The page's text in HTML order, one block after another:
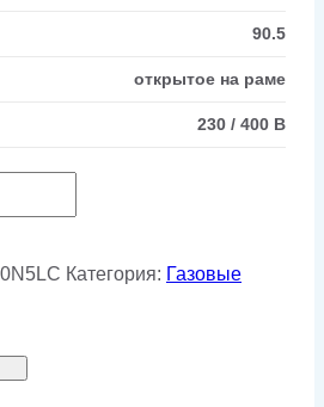
90.5
открытое на раме
230 / 400 В
Категория: Газовые